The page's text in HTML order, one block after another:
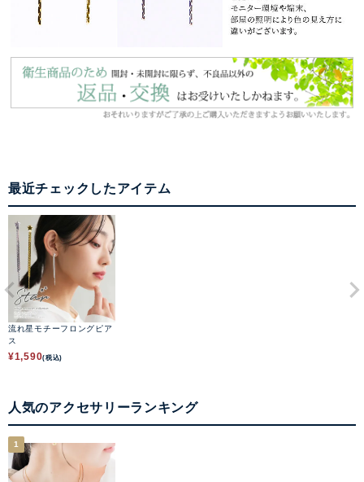
最近チェックしたアイテム
流れ星モチーフロングピア
ス
¥1,590(税込)
人気のアクセサリーランキング
1